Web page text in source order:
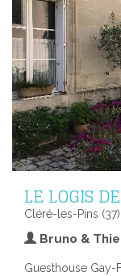
LE LOGIS
Cléré-les-Pins
Bruno &
Guesthouse Gay-